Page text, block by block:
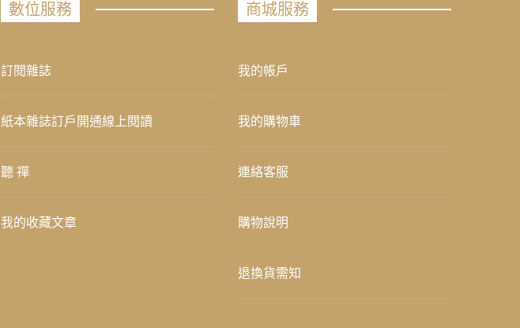
數位服務
訂閱雜誌
紙本雜誌訂戶開通線上閱讀
聽 禪
我的收藏文章
商城服務
我的帳戶
我的購物車
連絡客服
購物說明
退換貨需知